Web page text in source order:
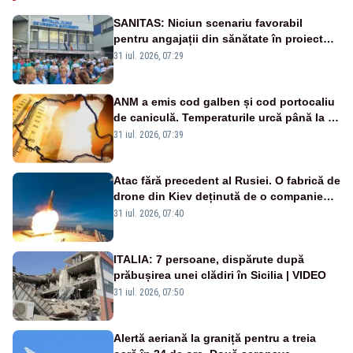
SANITAS: Niciun scenariu favorabil
pentru angajații din sănătate în proiectul
Legii salarizării
31 iul. 2026, 07:29
ANM a emis cod galben și cod portocaliu
de caniculă. Temperaturile urcă până la 38
de grade, iar nopțile devin tropicale
31 iul. 2026, 07:39
Atac fără precedent al Rusiei. O fabrică de
drone din Kiev deținută de o companie
americană, distrusă de o rachetă
31 iul. 2026, 07:40
ITALIA: 7 persoane, dispărute după
prăbușirea unei clădiri în Sicilia | VIDEO
31 iul. 2026, 07:50
Alertă aeriană la graniță pentru a treia